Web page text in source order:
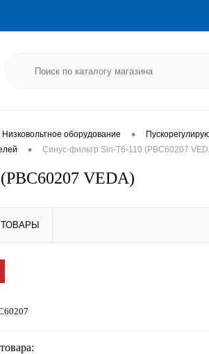
Низковольтное оборудование •
• Синус-фильтр Sin-T6-110 (PBC60207
VEDA)